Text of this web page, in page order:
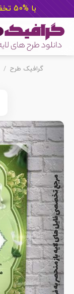
با %50 تخفیف اشتراک بخر
content
گرافیک طرح /